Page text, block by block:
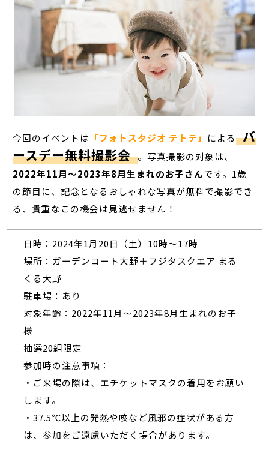
今回のイベントは 「フォトスタジオ テトテ」 による バ
ースデー無料撮影会 。写真撮影の対象は、
2022年11月～2023年8月生まれのお子さんです。1歳
の節目に、記念となるおしゃれな写真が無料で撮影でき
る、貴重なこの機会は見逃せません！
日時：2024年1月20日（土）10時～17時
場所：ガーデンコート大野＋フジタスクエア まる
くる大野
駐車場：あり
対象年齢：2022年11月～2023年8月生まれのお子
様
抽選20組限定
参加時の注意事項：
・ご来場の際は、エチケットマスクの着用をお願い
します。
・37.5℃以上の発熱や咳など風邪の症状がある方
は、参加をご遠慮いただく場合があります。